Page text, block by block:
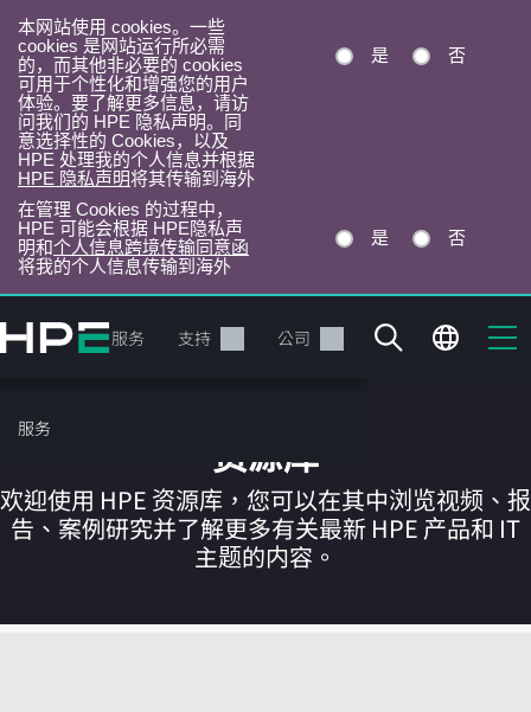
本网站使用 cookies。一些
cookies 是网站运行所必需
的，而其他非必要的 cookies
可用于个性化和增强您的用户
体验。要了解更多信息，请访
问我们的 HPE 隐私声明。同
意选择性的 Cookies，以及
HPE 处理我的个人信息并根据
HPE 隐私声明将其传输到海外
是 否
在管理 Cookies 的过程中，
HPE 可能会根据 HPE隐私声
明和个人信息跨境传输同意函
将我的个人信息传输到海外
是 否
转
到
目
录
产品 服务 支持 公司
服务
您的购物车目前是空的
资源库
欢迎使用 HPE 资源库，您可以在其中浏览视频、报
告、案例研究并了解更多有关最新 HPE 产品和 IT
主题的内容。